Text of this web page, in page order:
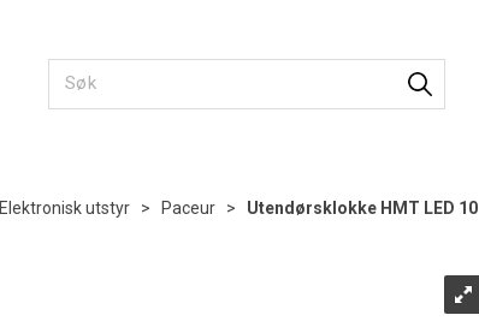
Elektronisk utstyr > Paceur > Utendørsklokke HMT LED 10